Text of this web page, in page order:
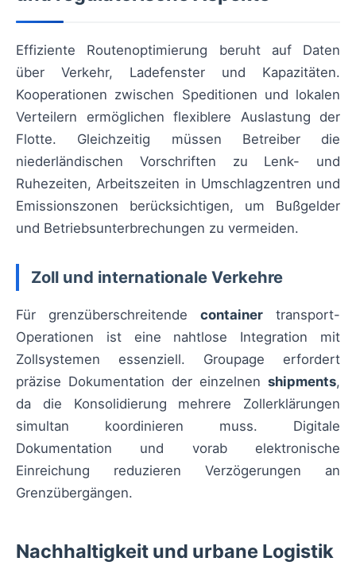
Effiziente Routenoptimierung beruht auf Daten
über Verkehr, Ladefenster und Kapazitäten.
Kooperationen zwischen Speditionen und lokalen
Verteilern ermöglichen flexiblere Auslastung der
Flotte. Gleichzeitig müssen Betreiber die
niederländischen Vorschriften zu Lenk- und
Ruhezeiten, Arbeitszeiten in Umschlagzentren und
Emissionszonen berücksichtigen, um Bußgelder
und Betriebsunterbrechungen zu vermeiden.
Zoll und internationale Verkehre
Für grenzüberschreitende container transport-
Operationen ist eine nahtlose Integration mit
Zollsystemen essenziell. Groupage erfordert
präzise Dokumentation der einzelnen shipments,
da die Konsolidierung mehrere Zollerklärungen
simultan koordinieren muss. Digitale
Dokumentation und vorab elektronische
Einreichung reduzieren Verzögerungen an
Grenzübergängen.
Nachhaltigkeit und urbane Logistik